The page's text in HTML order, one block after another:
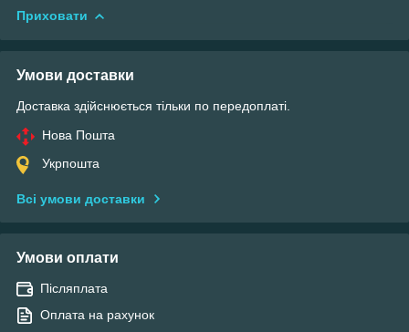
Приховати
Умови доставки
Доставка здійснюється тільки по передоплаті.
Нова Пошта
Укрпошта
Всі умови доставки
Умови оплати
Післяплата
Оплата на рахунок